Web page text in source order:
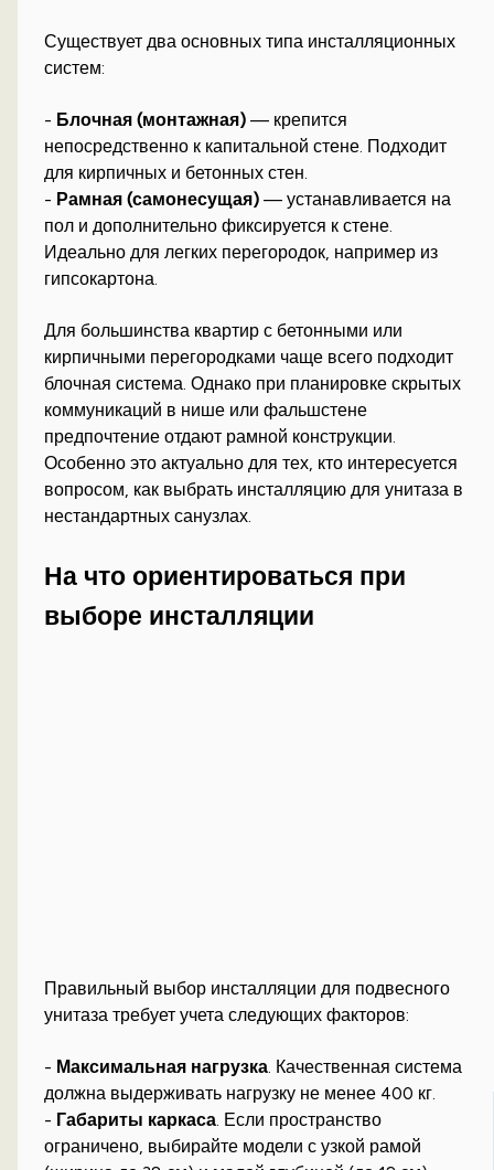
Существует два основных типа инсталляционных
систем:
- Блочная (монтажная) — крепится
непосредственно к капитальной стене. Подходит
для кирпичных и бетонных стен.
- Рамная (самонесущая) — устанавливается на
пол и дополнительно фиксируется к стене.
Идеально для легких перегородок, например из
гипсокартона.
Для большинства квартир с бетонными или
кирпичными перегородками чаще всего подходит
блочная система. Однако при планировке скрытых
коммуникаций в нише или фальшстене
предпочтение отдают рамной конструкции.
Особенно это актуально для тех, кто интересуется
вопросом, как выбрать инсталляцию для унитаза в
нестандартных санузлах.
На что ориентироваться при
выборе инсталляции
Правильный выбор инсталляции для подвесного
унитаза требует учета следующих факторов:
- Максимальная нагрузка. Качественная система
должна выдерживать нагрузку не менее 400 кг.
- Габариты каркаса. Если пространство
ограничено, выбирайте модели с узкой рамой